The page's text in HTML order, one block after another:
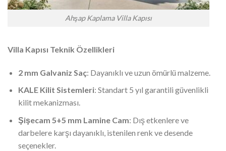
Ahşap Kaplama Villa Kapısı
Villa Kapısı Teknik Özellikleri
2 mm Galvaniz Saç: Dayanıklı ve uzun ömürlü malzeme.
KALE Kilit Sistemleri: Standart 5 yıl garantili güvenlikli
kilit mekanizması.
Şişecam 5+5 mm Lamine Cam: Dış etkenlere ve
darbelere karşı dayanıklı, istenilen renk ve desende
seçenekler.